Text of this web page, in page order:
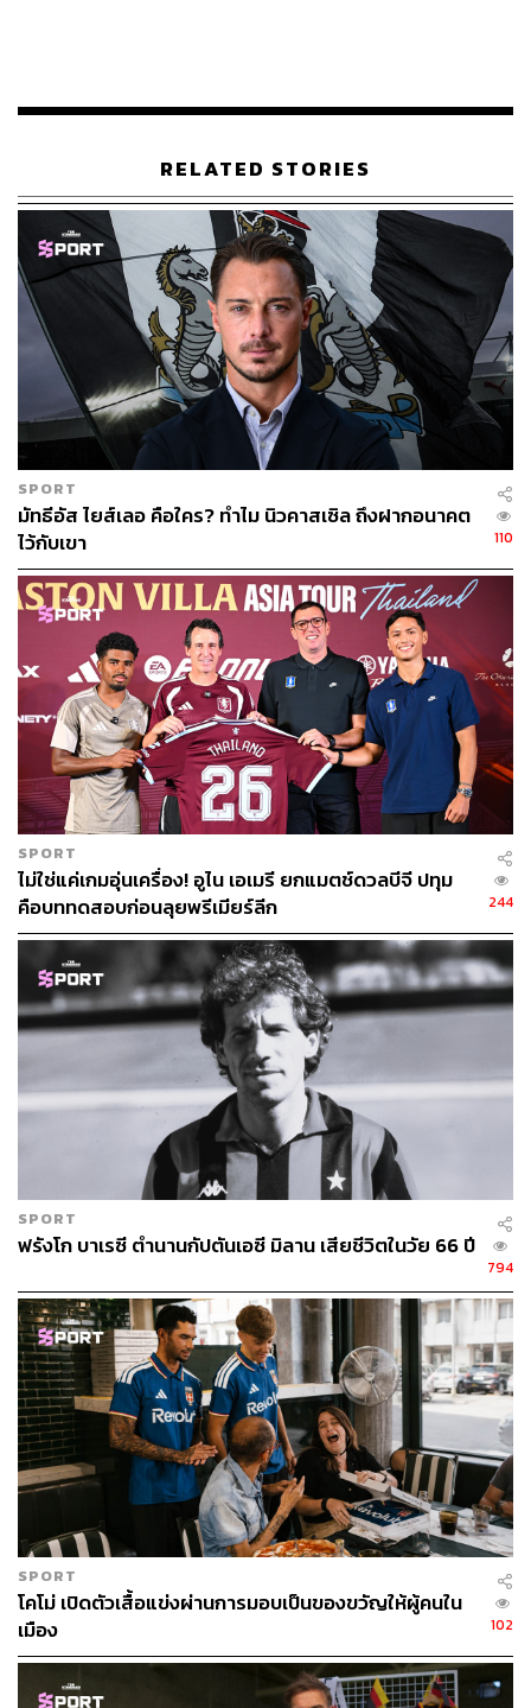
ABOUT THE AUTHOR
เมธา พันธุ์วราทร
เจ้าของนามปากกา ‘ลูกแม่กิ่ง’ คอลัมนิสต์ที่เล่า
เรื่องกีฬาให้คนนำไปปรับใช้ในชีวิต ซึ่งจะ
ทำให้ได้รับแรงบันดาลใจจากกีฬาที่คุณชื่น
ชอบ ในคอลัมน์ ‘Goal of Life’
RELATED STORIES
SPORT
มัทธีอัส ไยส์เลอ คือใคร? ทำไม นิวคาสเซิล ถึงฝากอนาคต
ไว้กับเขา
110
SPORT
ไม่ใช่แค่เกมอุ่นเครื่อง! อูไน เอเมรี ยกแมตช์ดวลบีจี ปทุม
คือบททดสอบก่อนลุยพรีเมียร์ลีก
244
SPORT
ฟรังโก บาเรซี ตำนานกัปตันเอซี มิลาน เสียชีวิตในวัย 66 ปี
794
SPORT
โคโม่ เปิดตัวเสื้อแข่งผ่านการมอบเป็นของขวัญให้ผู้คนใน
เมือง
102